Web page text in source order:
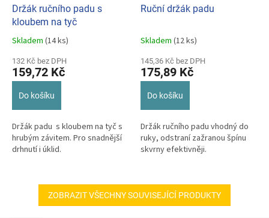
Držák ručního padu s
kloubem na tyč
Průměrné
produktu
je
5
hvězdiček.
Skladem (14 ks)
132 Kč bez DPH
159,72 Kč
Do košíku
Držák padu s kloubem na tyč s
hrubým závitem. Pro snadnější
drhnutí i úklid.
Ruční držák padu
Průměrné
produktu
je
5
hvězdiček.
Skladem (12 ks)
145,36 Kč bez DPH
175,89 Kč
Do košíku
Držák ručního padu vhodný do
ruky, odstraní zažranou špínu
skvrny efektivněji.
ZOBRAZIT VŠECHNY SOUVISEJÍCÍ PRODUKTY